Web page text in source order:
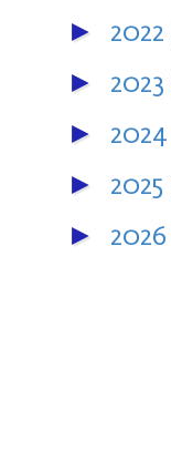
► 2022
► 2023
► 2024
► 2025
► 2026